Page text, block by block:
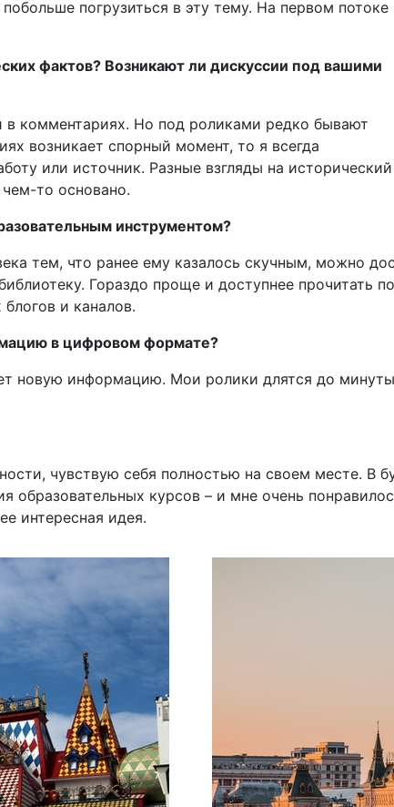
погрузиться в эту тему. На первом потоке
фактов? Возникают ли дискуссии под вашими
в комментариях. Но под роликами редко бывают
возникает спорный момент, то я всегда
или источник. Разные взгляды на исторический
то основано.
инструментом?
тем, что ранее ему казалось скучным, можно
Гораздо проще и доступнее прочитать
и каналов.
в цифровом формате?
новую информацию. Мои ролики длятся до
чувствую себя полностью на своем месте. В
курсов – и мне очень
интересная идея.